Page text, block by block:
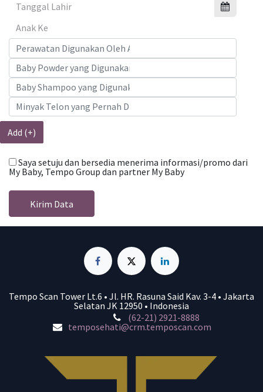
Add (+)
Saya setuju dan bersedia menerima informasi/promo dari
My Baby, Tempo Group dan partner My Baby
Kirim Data
Tempo Scan Tower Lt.6 • Jl. HR. Rasuna Said Kav. 3-4 • Jakarta
Selatan JK 12950 • Indonesia
(62-21) 2921-8888
temposehati@crm.temposcan.com